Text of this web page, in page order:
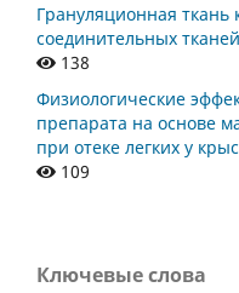
Грануляционная ткань
соединительных
138
Физиологические
препарата на основе
при отеке легких у крыс
109
Ключевые слова